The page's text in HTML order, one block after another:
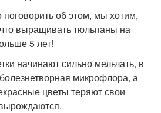
об этом, мы хотим,
выращивать тюльпаны на
5 лет!
начинают сильно мельчать, в
микрофлора, а
цветы теряют свои